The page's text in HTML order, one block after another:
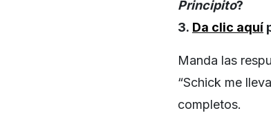
Principito?
3. Da clic aquí
Manda las
“Schick me
completos.